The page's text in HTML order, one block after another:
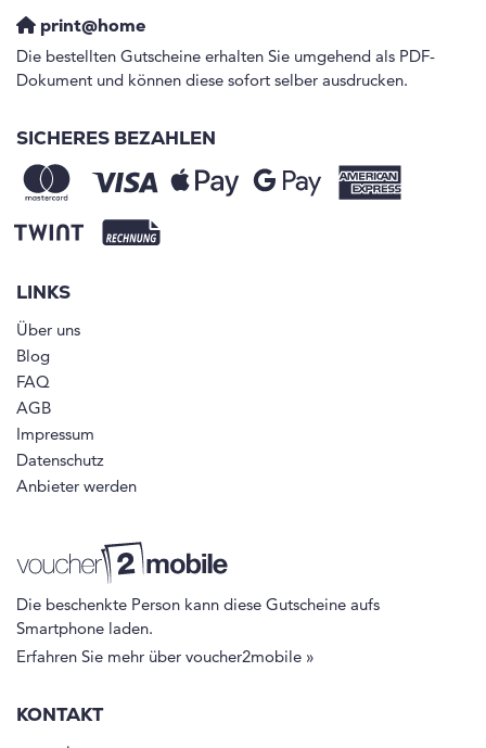
print@home
Die bestellten Gutscheine erhalten Sie umgehend als PDF-
Dokument und können diese sofort selber ausdrucken.
SICHERES BEZAHLEN
LINKS
Über uns
Blog
FAQ
AGB
Impressum
Datenschutz
Anbieter werden
Die beschenkte Person kann diese Gutscheine aufs
Smartphone laden.
Erfahren Sie mehr über voucher2mobile »
KONTAKT